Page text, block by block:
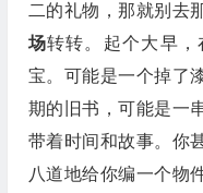
二的礼物，那就别去
场转转。起个大早
宝。可能是一个掉了
期的旧书，可能是一
带着时间和故事。你
八道地给你编一个物